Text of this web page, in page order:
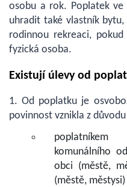
osobu a rok. Poplatek
uhradit také vlastník
rodinnou rekreaci,
fyzická osoba.
Existují úlevy od
1. Od poplatku je
povinnost vznikla z
komunálního
obci (městě,
(městě,